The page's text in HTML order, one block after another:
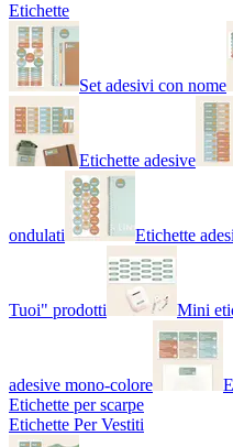
Etichette
Set adesivi con nome
Etichette adesive
ondulati Etichette
Tuoi" prodotti Mini
adesive mono-colore
Etichette per scarpe
Etichette Per Vestiti